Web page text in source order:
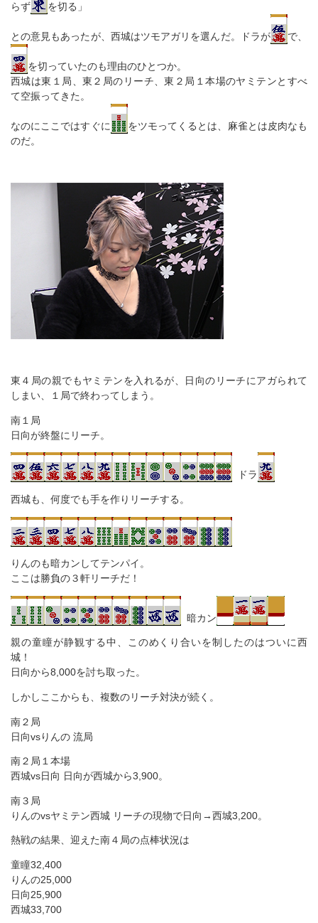
らず を切る」
との意見もあったが、西城はツモアガリを選んだ。ドラが で、
を切っていたのも理由のひとつか。
西城は東１局、東２局のリーチ、東２局１本場のヤミテンとすべ
て空振ってきた。
なのにここではすぐに
をツモってくるとは、麻雀とは皮肉なも
のだ。
東４局の親でもヤミテンを入れるが、日向のリーチにアガられて
しまい、１局で終わってしまう。
南１局
日向が終盤にリーチ。
ドラ
西城も、何度でも手を作りリーチする。
りんのも暗カンしてテンパイ。
ここは勝負の３軒リーチだ！
暗カン
親の童瞳が静観する中、このめくり合いを制したのはついに西
城！
日向から8,000を討ち取った。
しかしここからも、複数のリーチ対決が続く。
南２局
日向vsりんの 流局
南２局１本場
西城vs日向 日向が西城から3,900。
南３局
りんのvsヤミテン西城 リーチの現物で日向→西城3,200。
熱戦の結果、迎えた南４局の点棒状況は
童瞳32,400
りんの25,000
日向25,900
西城33,700